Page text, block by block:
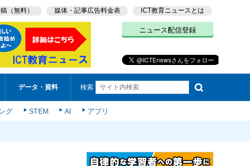
（無料） 媒体・記事広告料金表 ICT教育ニュースとは
ニュース配信登録
データ・資料 検索
グ STEM AI アプリ